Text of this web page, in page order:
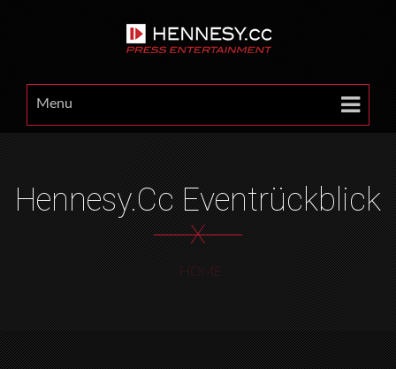
Menu
Hennesy.cc Eventrückblick
X
HOME